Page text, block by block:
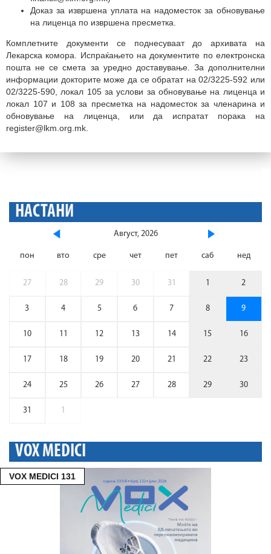
Доказ за извршена уплата на надоместок за обновување
на лиценца по извршена пресметка.
Комплетните документи се поднесуваат до архивата на
Лекарска комора. Испраќањето на документите по електронска
пошта не се смета за уредно доставување. За дополнителни
информации докторите може да се обратат на 02/3225-592 или
02/3225-590, локал 105 за услови за обновување на лиценца и
локал 107 и 108 за пресметка на надоместок за членарина и
обновување на лиценца, или да испратат порака на
register@lkm.org.mk.
НАСТАНИ
Август, 2026
пон вто сре чет пет саб нед
27 28 29 30 31 1 2
3 4 5 6 7 8 9
10 11 12 13 14 15 16
17 18 19 20 21 22 23
24 25 26 27 28 29 30
31 1
VOX MEDICI
VOX MEDICI 131